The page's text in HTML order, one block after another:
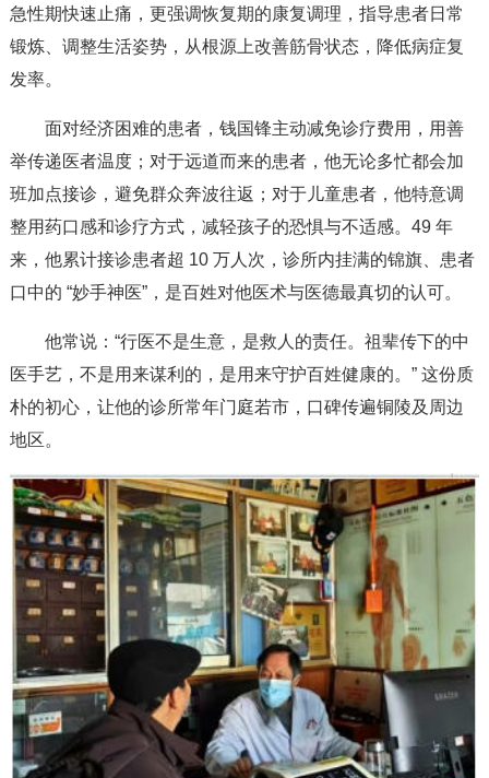
急性期快速止痛，更强调恢复期的康复调理，指导患者日常
锻炼、调整生活姿势，从根源上改善筋骨状态，降低病症复
发率。
面对经济困难的患者，钱国锋主动减免诊疗费用，用善
举传递医者温度；对于远道而来的患者，他无论多忙都会加
班加点接诊，避免群众奔波往返；对于儿童患者，他特意调
整用药口感和诊疗方式，减轻孩子的恐惧与不适感。49 年
来，他累计接诊患者超 10 万人次，诊所内挂满的锦旗、患者
口中的 “妙手神医”，是百姓对他医术与医德最真切的认可。
他常说：“行医不是生意，是救人的责任。祖辈传下的中
医手艺，不是用来谋利的，是用来守护百姓健康的。” 这份质
朴的初心，让他的诊所常年门庭若市，口碑传遍铜陵及周边
地区。